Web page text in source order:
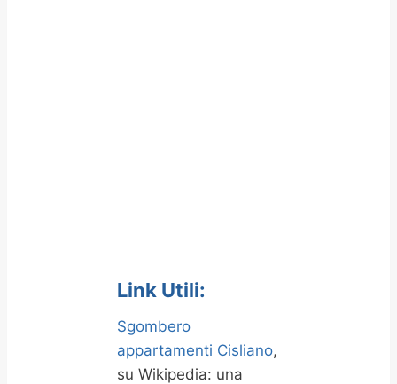
Link Utili:
Sgombero
appartamenti Cisliano,
su Wikipedia: una